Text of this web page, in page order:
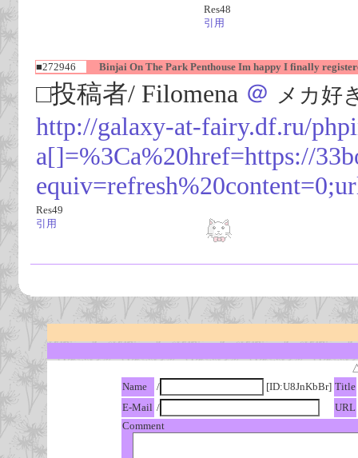
Res48
引用
■272946 Binjai On The Park Penthouse Im happy I finally
□投稿者/ Filomena ＠ メカ好
http://galaxy-at-fairy.df.ru/
a[]=%3Ca%20href=https://
Res49
引用
Name
/ [ID:U8JnKbBr] Title
E-Mail /
URL
Comment